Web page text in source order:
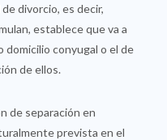
divorcio, es decir,
establece que va a
conyugal o el de
de ellos.
de separación en
prevista en el